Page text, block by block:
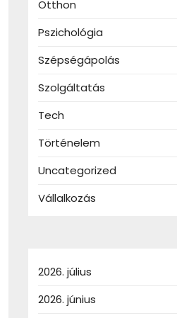
Otthon
Pszichológia
Szépségápolás
Szolgáltatás
Tech
Történelem
Uncategorized
Vállalkozás
2026. július
2026. június